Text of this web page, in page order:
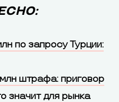
по запросу Турции:
штрафа: приговор
значит для рынка